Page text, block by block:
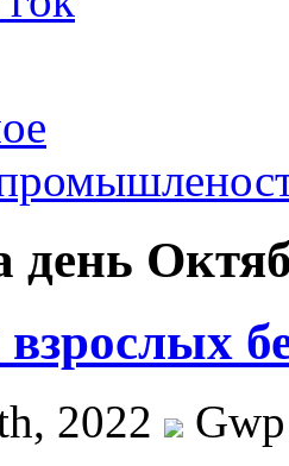
день
2022
Gwp